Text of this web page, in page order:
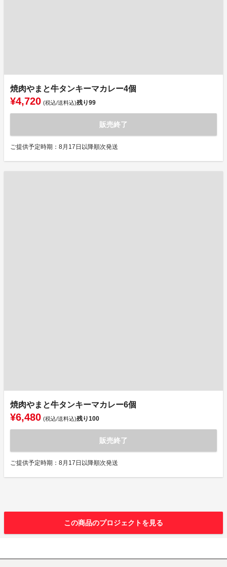
焼肉やまと牛タンキーマカレー4個
¥4,720 (税込/送料込)残り99
販売終了
ご提供予定時期：8月17日以降順次発送
焼肉やまと牛タンキーマカレー6個
¥6,480 (税込/送料込)残り100
販売終了
ご提供予定時期：8月17日以降順次発送
この商品のプロジェクトを見る